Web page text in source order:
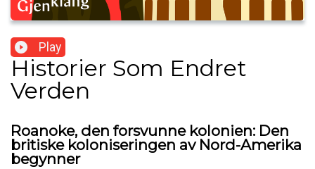
Play
Historier Som Endret
Verden
Roanoke, den forsvunne kolonien: Den
britiske koloniseringen av Nord-Amerika
begynner